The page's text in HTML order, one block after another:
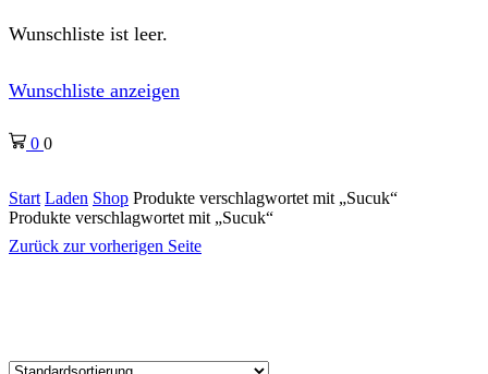
Wunschliste ist leer.
Wunschliste anzeigen
0 0
Start Laden Shop Produkte verschlagwortet mit „Sucuk“
Produkte verschlagwortet mit „Sucuk“
Zurück zur vorherigen Seite